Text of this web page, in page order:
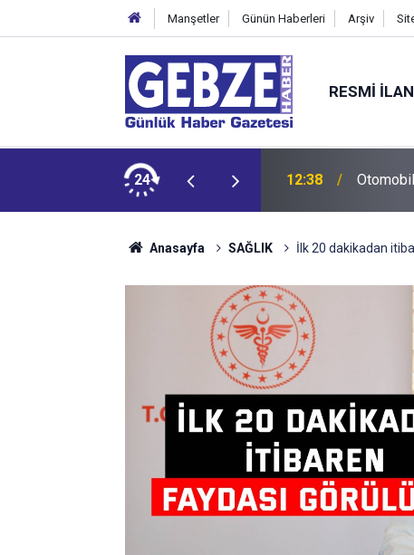
Manşetler Günün Haberleri Arşiv
RESMI
24 12:38
Anasayfa SAĞLIK İlk 20 dakikadan